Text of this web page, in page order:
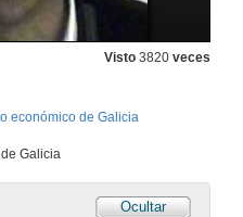
Visto 3820 veces
económico de Galicia
Galicia
Ocultar